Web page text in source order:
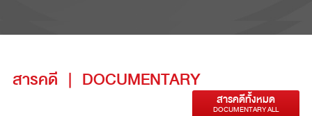
สารคดี | DOCUMENTARY
สารคดีทั้งหมด
DOCUMENTARY ALL